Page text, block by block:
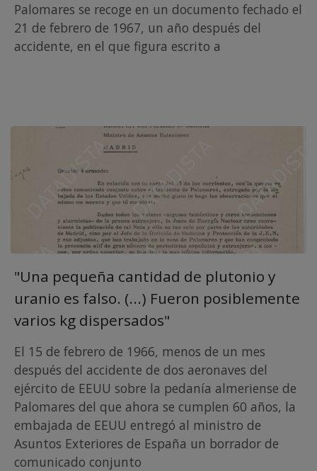
Palomares se recoge en un documento fechado el
21 de febrero de 1967, un año después del
accidente, en el que figura escrito a
"Una pequeña cantidad de plutonio y
uranio es falso. (...) Fueron posiblemente
varios kg dispersados"
El 15 de febrero de 1966, menos de un mes
después del accidente de dos aeronaves del
ejército de EEUU sobre la pedanía almeriense de
Palomares del que ahora se cumplen 60 años, la
embajada de EEUU entregó al ministro de
Asuntos Exteriores de España un borrador de
comunicado conjunto